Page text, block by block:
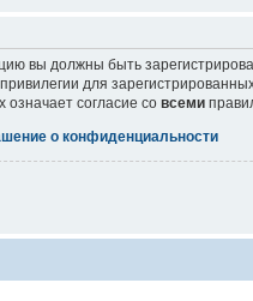
вы должны быть
для
означает согласие со всеми
о конфиденциальности